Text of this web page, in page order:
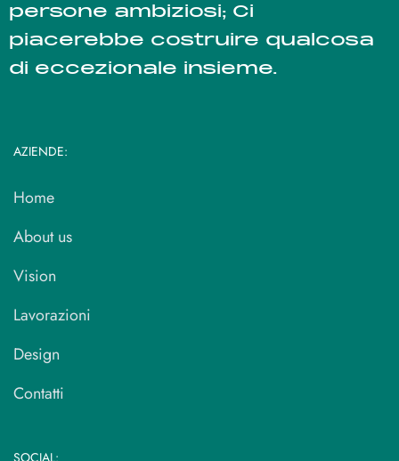
persone ambiziosi; Ci
piacerebbe costruire qualcosa
di eccezionale insieme.
AZIENDE:
Home
About us
Vision
Lavorazioni
Design
Contatti